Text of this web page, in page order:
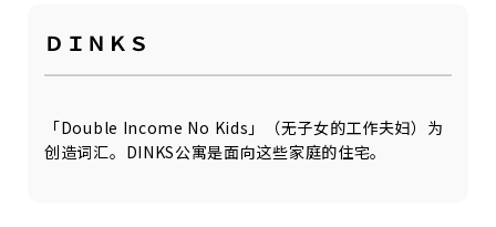
ＤＩＮＫＳ
「Double Income No Kids」（无子女的工作夫妇）为
创造词汇。DINKS公寓是面向这些家庭的住宅。